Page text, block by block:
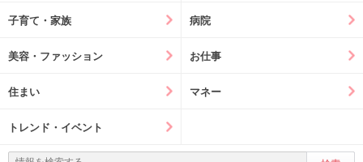
子育て・家族 病院
美容・ファッション お仕事
住まい マネー
トレンド・イベント